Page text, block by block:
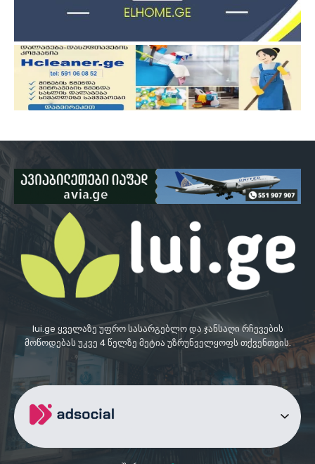
lui.ge ყველაზე უფრო სასარგებლო და ჯანსაღი რჩევების
მოწოდებას უკვე 4 წელზე მეტია უზრუნველყოფს თქვენთვის.